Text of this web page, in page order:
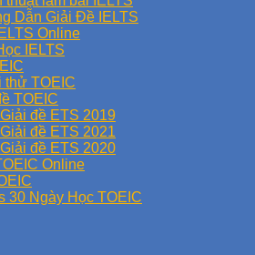
Dẫn Giải Đề IELTS
Online
IELTS
thử TOEIC
TOEIC
Giải đề ETS 2019
Giải đề ETS 2021
Giải đề ETS 2020
Online
30 Ngày Học TOEIC